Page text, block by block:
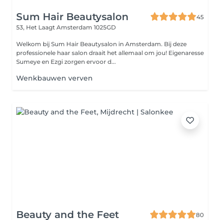
Sum Hair Beautysalon
45
53, Het Laagt Amsterdam 1025GD
Welkom bij Sum Hair Beautysalon in Amsterdam. Bij deze
professionele haar salon draait het allemaal om jou! Eigenaresse
Sumeye en Ezgi zorgen ervoor d...
Wenkbauwen verven
Beauty and the Feet 80